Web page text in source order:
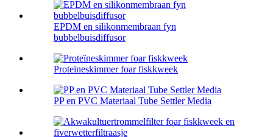
EPDM en silikonmembraan fyn
bubbelbuisdiffusor
Proteïneskimmer foar fiskkweek
PP en PVC Materiaal Tube Settler Media